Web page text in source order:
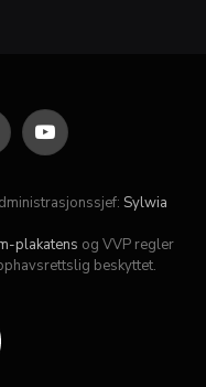
YouTube
Sylwia
plakatens og VVP regler
beskyttet.